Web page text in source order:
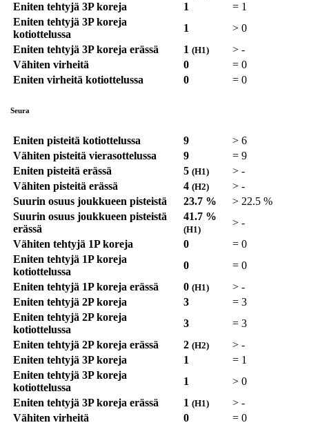
Eniten tehtyjä 3P koreja
1 = 1
Eniten tehtyjä 3P koreja
kotiottelussa
1 > 0
Eniten tehtyjä 3P koreja erässä
1 (H1) > -
Vähiten virheitä
0 = 0
Eniten virheitä kotiottelussa
0 = 0
Seura
Eniten pisteitä kotiottelussa 9 > 6
Vähiten pisteitä vierasottelussa
9 = 9
Eniten pisteitä erässä
5 (H1) > -
Vähiten pisteitä erässä
4 (H2) > -
Suurin osuus joukkueen pisteistä
23.7 % > 22.5 %
Suurin osuus joukkueen pisteistä
erässä
41.7 %
(H1)
> -
Vähiten tehtyjä 1P koreja
0 = 0
Eniten tehtyjä 1P koreja
kotiottelussa
0 = 0
Eniten tehtyjä 1P koreja erässä
0 (H1) > -
Eniten tehtyjä 2P koreja
3 = 3
Eniten tehtyjä 2P koreja
kotiottelussa
3 = 3
Eniten tehtyjä 2P koreja erässä
2 (H2) > -
Eniten tehtyjä 3P koreja
1 = 1
Eniten tehtyjä 3P koreja
kotiottelussa
1 > 0
Eniten tehtyjä 3P koreja erässä
1 (H1) > -
Vähiten virheitä
0 = 0